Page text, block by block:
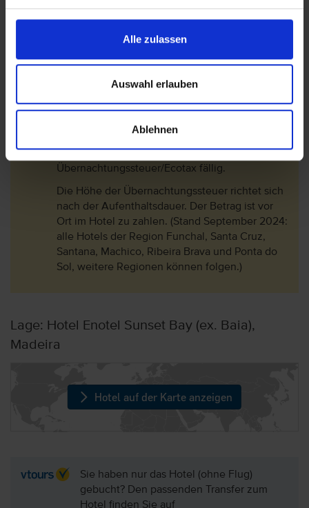
Alle zulassen
Auswahl erlauben
Ablehnen
da Ponta do Sol" stattfindet. In dieser Zeit kann
Lärmbelästugung kommen. Der voraussichliche
Sommersaison Sanierungsarbeiten am Strand
durch die Gemeinde durchgeführt werden.
In einigen Regionen Madeiras wird vor Ort eine
Übernachtungssteuer/Ecotax fällig.
Die Höhe der Übernachtungssteuer richtet sich
nach der Aufenthaltsdauer. Der Betrag ist vor
Ort im Hotel zu zahlen. (Stand September 2024:
alle Hotels der Region Funchal, Santa Cruz,
Santana, Machico, Ribeira Brava und Ponta do
Sol, weitere Regionen können folgen.)
Lage: Hotel Enotel Sunset Bay (ex. Baia),
Madeira
Hotel auf der Karte anzeigen
Sie haben nur das Hotel (ohne Flug)
gebucht? Den passenden Transfer zum
Hotel finden Sie auf